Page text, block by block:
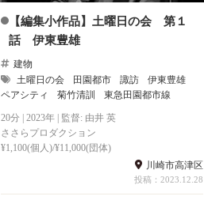
【編集小作品】土曜日の会 第１
話 伊東豊雄
建物
土曜日の会
田園都市 諏訪
伊東豊雄
ペアシティ
菊竹清訓 東急田園都市線
20分 | 2023年 | 監督: 由井 英
ささらプロダクション
¥1,100(個人)/¥11,000(団体)
川崎市高津区
投稿：2023.12.28